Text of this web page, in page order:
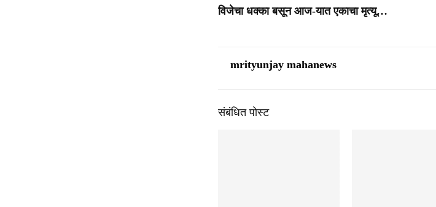
विजेचा धक्का बसून आज-यात एकाचा मृत्यू…
mrityunjay mahanews
संबंधित पोस्ट